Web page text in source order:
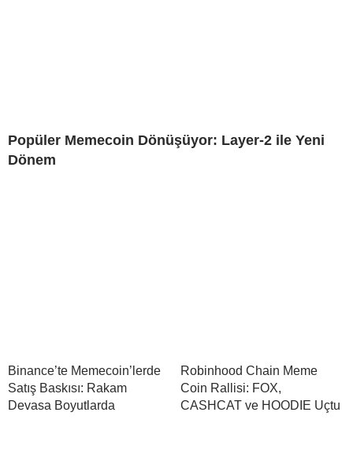
Popüler Memecoin Dönüşüyor: Layer-2 ile Yeni
Dönem
Binance’te Memecoin’lerde
Satış Baskısı: Rakam
Devasa Boyutlarda
Robinhood Chain Meme
Coin Rallisi: FOX,
CASHCAT ve HOODIE Uçtu